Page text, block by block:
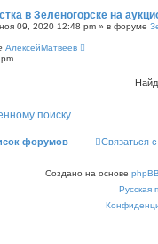
в Зеленогорске на
09, 2020 12:48 pm » в форуме
АлексейМатвеев
поиску
форумов Связаться
Создано на основе phpBB
Русская